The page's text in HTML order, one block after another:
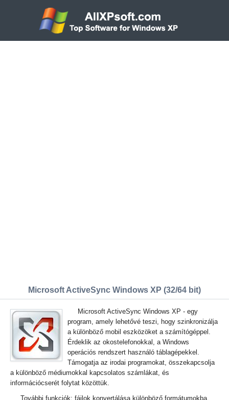
Microsoft ActiveSync Windows XP (32/64 bit)
Microsoft ActiveSync Windows XP - egy
program, amely lehetővé teszi, hogy szinkronizálja
a különböző mobil eszközöket a számítógéppel.
Érdeklik az okostelefonokkal, a Windows
operációs rendszert használó táblagépekkel.
Támogatja az irodai programokat, összekapcsolja
a különböző médiumokkal kapcsolatos számlákat, és
információcserét folytat közöttük.
További funkciók: fájlok konvertálása különböző formátumokba,